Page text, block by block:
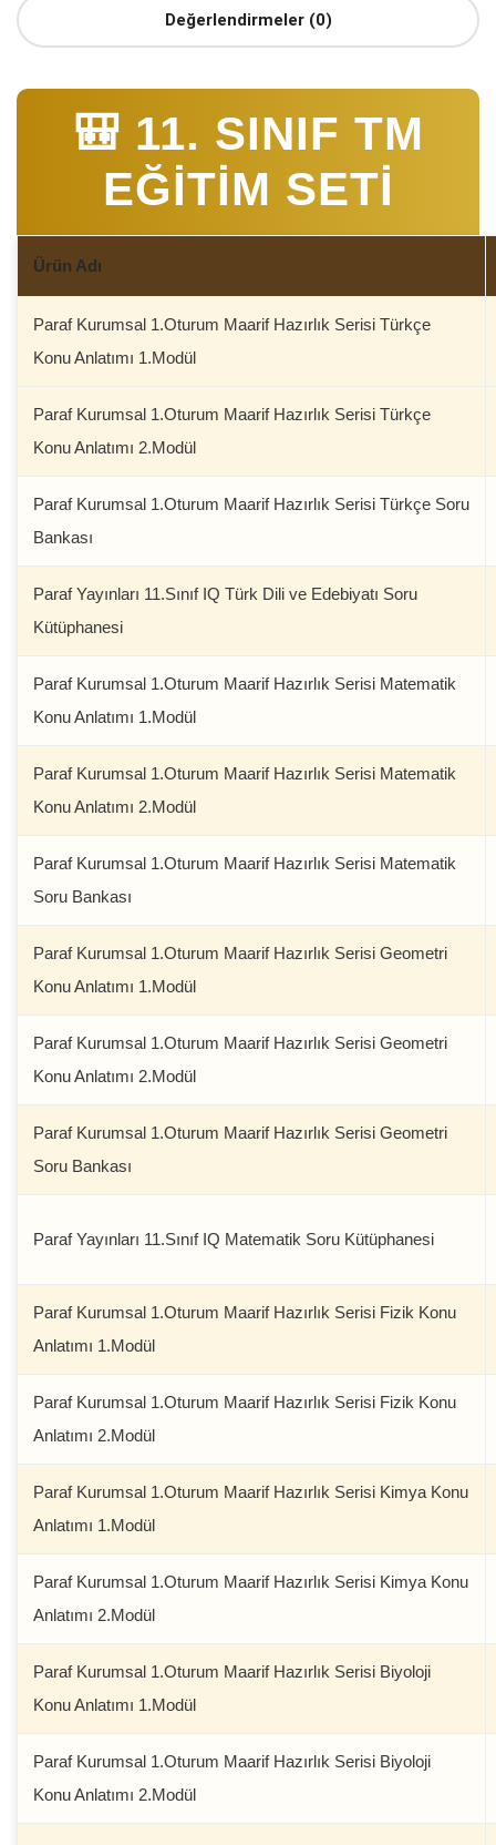
Değerlendirmeler (0)
🎒 11. SINIF TM
EĞİTİM SETİ
Ürün Adı
Paraf Kurumsal 1.Oturum Maarif Hazırlık Serisi Türkçe
Konu Anlatımı 1.Modül
Paraf Kurumsal 1.Oturum Maarif Hazırlık Serisi Türkçe
Konu Anlatımı 2.Modül
Paraf Kurumsal 1.Oturum Maarif Hazırlık Serisi Türkçe Soru
Bankası
Paraf Yayınları 11.Sınıf IQ Türk Dili ve Edebiyatı Soru
Kütüphanesi
Paraf Kurumsal 1.Oturum Maarif Hazırlık Serisi Matematik
Konu Anlatımı 1.Modül
Paraf Kurumsal 1.Oturum Maarif Hazırlık Serisi Matematik
Konu Anlatımı 2.Modül
Paraf Kurumsal 1.Oturum Maarif Hazırlık Serisi Matematik
Soru Bankası
Paraf Kurumsal 1.Oturum Maarif Hazırlık Serisi Geometri
Konu Anlatımı 1.Modül
Paraf Kurumsal 1.Oturum Maarif Hazırlık Serisi Geometri
Konu Anlatımı 2.Modül
Paraf Kurumsal 1.Oturum Maarif Hazırlık Serisi Geometri
Soru Bankası
Paraf Yayınları 11.Sınıf IQ Matematik Soru Kütüphanesi
Paraf Kurumsal 1.Oturum Maarif Hazırlık Serisi Fizik Konu
Anlatımı 1.Modül
Paraf Kurumsal 1.Oturum Maarif Hazırlık Serisi Fizik Konu
Anlatımı 2.Modül
Paraf Kurumsal 1.Oturum Maarif Hazırlık Serisi Kimya Konu
Anlatımı 1.Modül
Paraf Kurumsal 1.Oturum Maarif Hazırlık Serisi Kimya Konu
Anlatımı 2.Modül
Paraf Kurumsal 1.Oturum Maarif Hazırlık Serisi Biyoloji
Konu Anlatımı 1.Modül
Paraf Kurumsal 1.Oturum Maarif Hazırlık Serisi Biyoloji
Konu Anlatımı 2.Modül